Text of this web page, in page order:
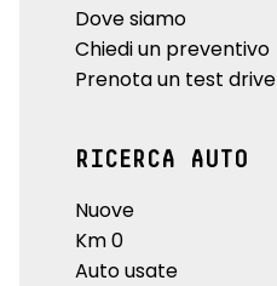
Dove siamo
Chiedi un preventivo
Prenota un test drive
RICERCA AUTO
Nuove
Km 0
Auto usate